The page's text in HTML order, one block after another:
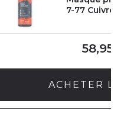
7-77 Cuivré
58,95
ACHETER LE